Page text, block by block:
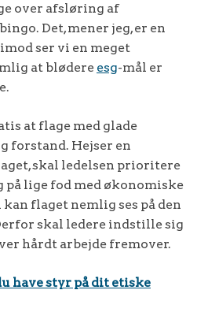
over afsløring af
Det, mener jeg, er en
ser vi en meget
at blødere esg-mål er
at flage med glade
forstand. Hejser en
skal ledelsen prioritere
lige fod med økonomiske
flaget nemlig ses på den
skal ledere indstille sig
hårdt arbejde fremover.
have styr på dit etiske